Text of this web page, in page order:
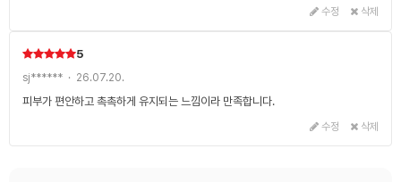
수정 삭제
5
sj****** · 26.07.20.
피부가 편안하고 촉촉하게 유지되는 느낌이라 만족합니다.
수정 삭제